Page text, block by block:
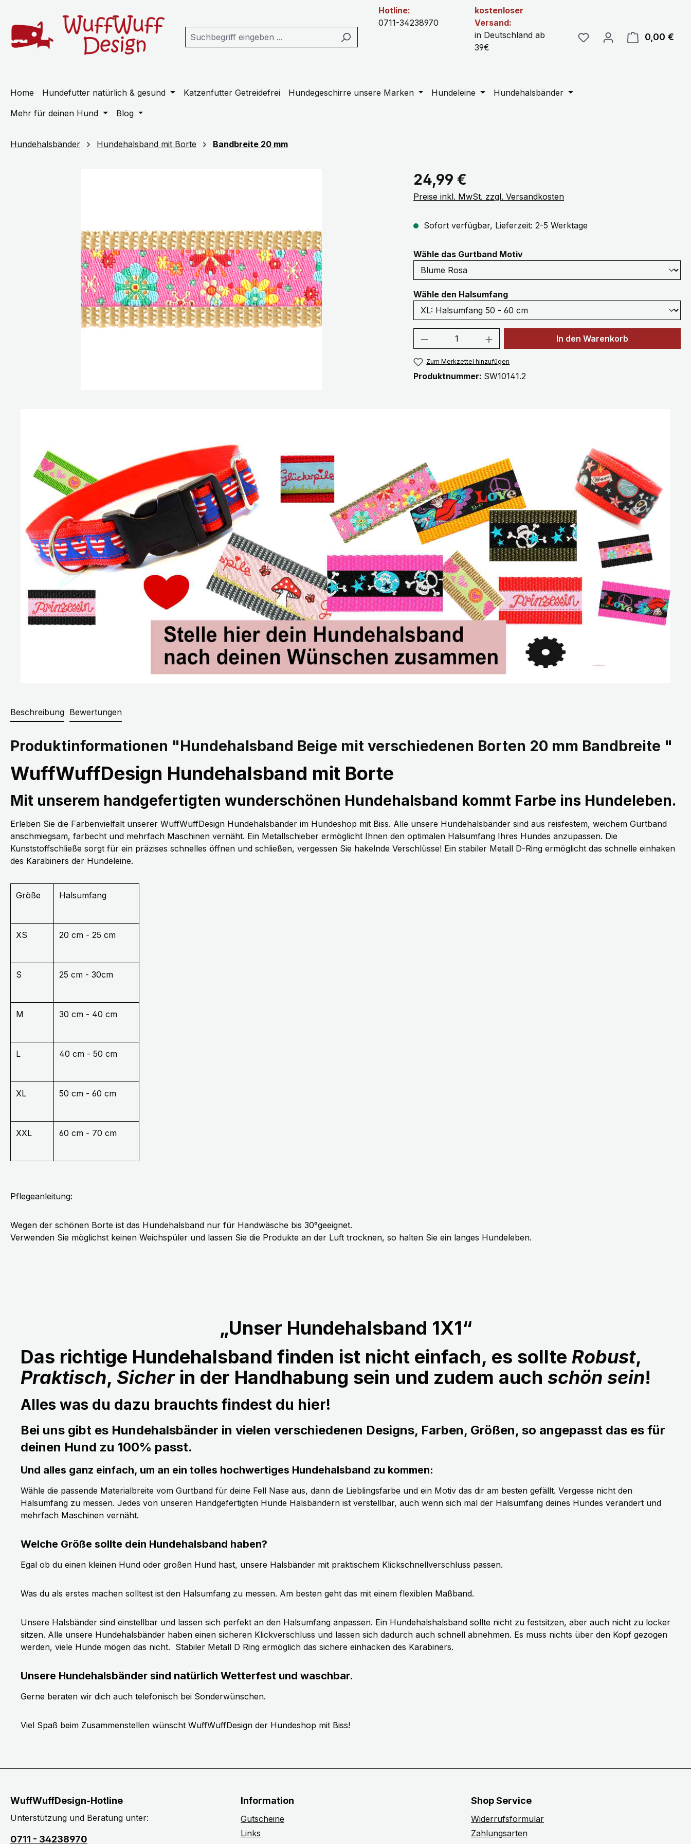
Hotline:
0711-34238970
kostenloser
Versand:
in Deutschland ab
39€
0,00 €
Home Hundefutter natürlich & gesund Katzenfutter Getreidefrei Hundegeschirre unsere Marken Hundeleine
Hundehalsbänder
Mehr für deinen Hund
Blog
Hundehalsbänder Hundehalsband mit Borte Bandbreite 20 mm
Regulärer Preis:
24,99 €
Preise inkl. MwSt. zzgl. Versandkosten
Sofort verfügbar, Lieferzeit: 2-5 Werktage
Wähle das Gurtband Motivauswählen
Wähle den Halsumfangauswählen
Produkt Anzahl: Gib den gewünschten Wert
In den Warenkorb
Zum Merkzettel hinzufügen
Produktnummer: SW10141.2
Beschreibung Bewertungen
Produktinformationen "Hundehalsband Beige mit verschiedenen Borten 20 mm Bandbreite "
WuffWuffDesign Hundehalsband mit Borte
Mit unserem handgefertigten wunderschönen Hundehalsband kommt Farbe ins Hundeleben.
Erleben Sie die Farbenvielfalt unserer WuffWuffDesign Hundehalsbänder im Hundeshop mit Biss. Alle unsere Hundehalsbänder sind aus reisfestem, weichem Gurtband
anschmiegsam, farbecht und mehrfach Maschinen vernäht. Ein Metallschieber ermöglicht Ihnen den optimalen Halsumfang Ihres Hundes anzupassen. Die
Kunststoffschließe sorgt für ein präzises schnelles öffnen und schließen, vergessen Sie hakelnde Verschlüsse! Ein stabiler Metall D-Ring ermöglicht das schnelle einhaken
des Karabiners der Hundeleine.
Größe Halsumfang
XS 20 cm - 25 cm
S 25 cm - 30cm
M 30 cm - 40 cm
L 40 cm - 50 cm
XL 50 cm - 60 cm
XXL 60 cm - 70 cm
Pflegeanleitung:
Wegen der schönen Borte ist das Hundehalsband nur für Handwäsche bis 30°geeignet.
Verwenden Sie möglichst keinen Weichspüler und lassen Sie die Produkte an der Luft trocknen, so halten Sie ein langes Hundeleben.
„Unser Hundehalsband 1X1“
Das richtige Hundehalsband finden ist nicht einfach, es sollte Robust,
Praktisch, Sicherin der Handhabung sein und zudem auch schön sein!
Alles was du dazu brauchts findest du hier!
Bei uns gibt es Hundehalsbänder in vielen verschiedenen Designs, Farben, Größen, so angepasst das es für
deinen Hund zu 100% passt.
Und alles ganz einfach, um an ein tolles hochwertiges Hundehalsband zu kommen:
Wähle die passende Materialbreite vom Gurtband für deine Fell Nase aus, dann die Lieblingsfarbe und ein Motiv das dir am besten gefällt. Vergesse nicht den
Halsumfang zu messen. Jedes von unseren Handgefertigten Hunde Halsbändern ist verstellbar, auch wenn sich mal der Halsumfang deines Hundes verändert und
mehrfach Maschinen vernäht.
Welche Größe sollte dein Hundehalsband haben?
Egal ob du einen kleinen Hund oder großen Hund hast, unsere Halsbänder mit praktischem Klickschnellverschluss passen.
Was du als erstes machen solltest ist den Halsumfang zu messen. Am besten geht das mit einem flexiblen Maßband.
Unsere Halsbänder sind einstellbar und lassen sich perfekt an den Halsumfang anpassen. Ein Hundehalshalsband sollte nicht zu festsitzen, aber auch nicht zu locker
sitzen. Alle unsere Hundehalsbänder haben einen sicheren Klickverschluss und lassen sich dadurch auch schnell abnehmen. Es muss nichts über den Kopf gezogen
werden, viele Hunde mögen das nicht. Stabiler Metall D Ring ermöglich das sichere einhacken des Karabiners.
Unsere Hundehalsbänder sind natürlich Wetterfest und waschbar.
Gerne beraten wir dich auch telefonisch bei Sonderwünschen.
Viel Spaß beim Zusammenstellen wünscht WuffWuffDesign der Hundeshop mit Biss!
WuffWuffDesign-Hotline
Unterstützung und Beratung unter:
0711 - 34238970
Information
Gutscheine
Links
Shop Service
Widerrufsformular
Zahlungsarten